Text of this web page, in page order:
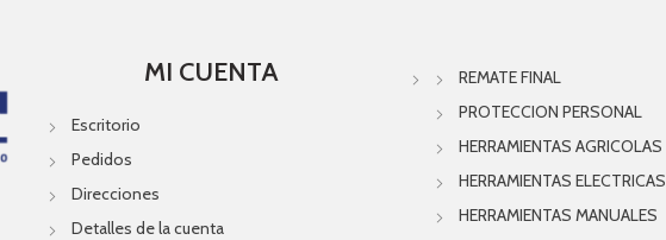
MI CUENTA
Escritorio
Pedidos
Direcciones
Detalles de la cuenta
REMATE FINAL
PROTECCION PERSONAL
HERRAMIENTAS AGRICOLAS
HERRAMIENTAS ELECTRICAS
HERRAMIENTAS MANUALES